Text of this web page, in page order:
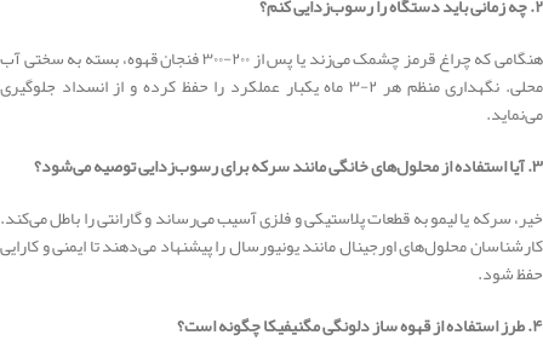
هنگامی که چراغ قرمز چشمک می‌زند یا پس از ۲۰۰-۳۰۰ فنجان قهوه، بسته به سختی آب
محلی. نگهداری منظم هر ۲-۳ ماه یکبار عملکرد را حفظ کرده و از انسداد جلوگیری
می‌نماید.
۳. آیا استفاده از محلول‌های خانگی مانند سرکه برای رسوب‌زدایی توصیه می‌شود؟
خیر، سرکه یا لیمو به قطعات پلاستیکی و فلزی آسیب می‌رساند و گارانتی را باطل می‌کند.
کارشناسان محلول‌های اورجینال مانند یونیورسال را پیشنهاد می‌دهند تا ایمنی و کارایی
حفظ شود.
۴. طرز استفاده از قهوه ساز دلونگی مگنیفیکا چگونه است؟